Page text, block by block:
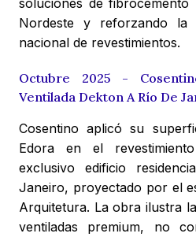
soluciones de
Nordeste y reforzando la
nacional de revestimientos.
Octubre 2025 -
Ventilada Dekton A Río De
Cosentino aplicó su
Edora en el
exclusivo edificio
Janeiro, proyectado por el
Arquitetura. La obra ilustra
ventiladas premium, no